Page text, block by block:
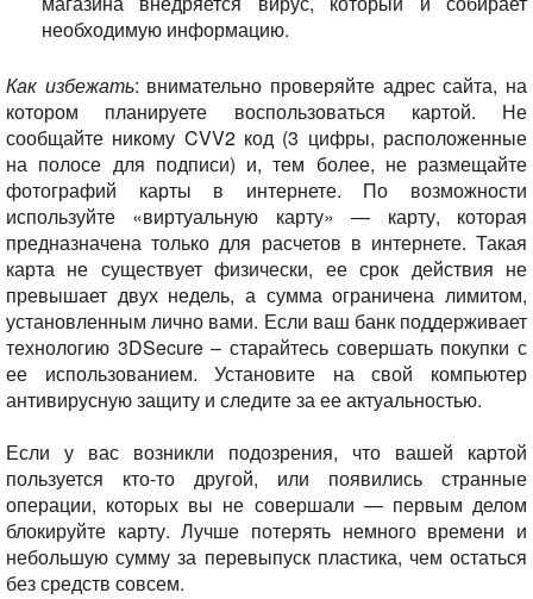
необходимую информацию.
Как избежать: внимательно проверяйте адрес сайта, на
котором планируете воспользоваться картой. Не
сообщайте никому CVV2 код (3 цифры, расположенные
на полосе для подписи) и, тем более, не размещайте
фотографий карты в интернете. По возможности
используйте «виртуальную карту» — карту, которая
предназначена только для расчетов в интернете. Такая
карта не существует физически, ее срок действия не
превышает двух недель, а сумма ограничена лимитом,
установленным лично вами. Если ваш банк поддерживает
технологию 3DSecure – старайтесь совершать покупки с
ее использованием. Установите на свой компьютер
антивирусную защиту и следите за ее актуальностью.
Если у вас возникли подозрения, что вашей картой
пользуется кто-то другой, или появились странные
операции, которых вы не совершали — первым делом
блокируйте карту. Лучше потерять немного времени и
небольшую сумму за перевыпуск пластика, чем остаться
без средств совсем.